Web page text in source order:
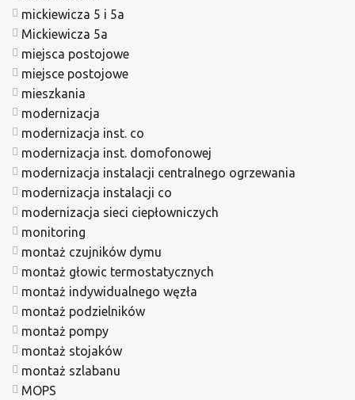
mickiewicza 5 i 5a
Mickiewicza 5a
miejsca postojowe
miejsce postojowe
mieszkania
modernizacja
modernizacja inst. co
modernizacja inst. domofonowej
modernizacja instalacji centralnego ogrzewania
modernizacja instalacji co
modernizacja sieci ciepłowniczych
monitoring
montaż czujników dymu
montaż głowic termostatycznych
montaż indywidualnego węzła
montaż podzielników
montaż pompy
montaż stojaków
montaż szlabanu
MOPS